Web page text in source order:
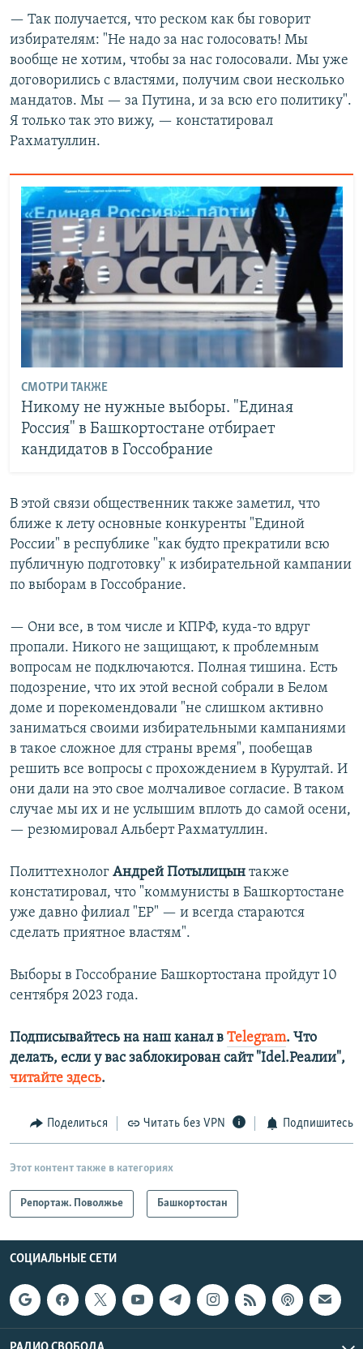
— Так получается, что реском как бы говорит
избирателям: "Не надо за нас голосовать! Мы
вообще не хотим, чтобы за нас голосовали. Мы уже
договорились с властями, получим свои несколько
мандатов. Мы — за Путина, и за всю его политику".
Я только так это вижу, — констатировал
Рахматуллин.
СМОТРИ ТАКЖЕ
Никому не нужные выборы. "Единая
Россия" в Башкортостане отбирает
кандидатов в Госсобрание
В этой связи общественник также заметил, что
ближе к лету основные конкуренты "Единой
России" в республике "как будто прекратили всю
публичную подготовку" к избирательной кампании
по выборам в Госсобрание.
— Они все, в том числе и КПРФ, куда-то вдруг
пропали. Никого не защищают, к проблемным
вопросам не подключаются. Полная тишина. Есть
подозрение, что их этой весной собрали в Белом
доме и порекомендовали "не слишком активно
заниматься своими избирательными кампаниями
в такое сложное для страны время", пообещав
решить все вопросы с прохождением в Курултай. И
они дали на это свое молчаливое согласие. В таком
случае мы их и не услышим вплоть до самой осени,
— резюмировал Альберт Рахматуллин.
Политтехнолог Андрей Потылицын также
констатировал, что "коммунисты в Башкортостане
уже давно филиал "ЕР" — и всегда стараются
сделать приятное властям".
Выборы в Госсобрание Башкортостана пройдут 10
сентября 2023 года.
Подписывайтесь на наш канал в Telegram. Что
делать, если у вас заблокирован сайт "Idel.Реалии",
читайте здесь.
Поделиться Читать без VPN Подпишитесь
Этот контент также в категориях
Репортаж. Поволжье Башкортостан
СОЦИАЛЬНЫЕ СЕТИ